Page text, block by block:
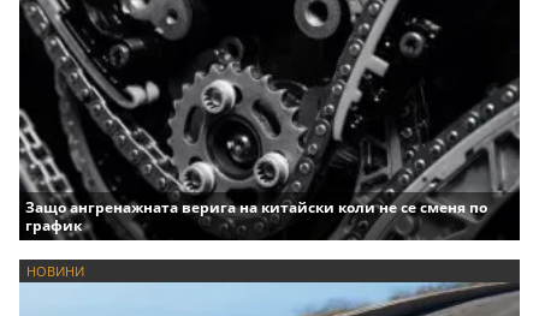
Защо ангренажната верига на китайски коли не се сменя по
график
НОВИНИ